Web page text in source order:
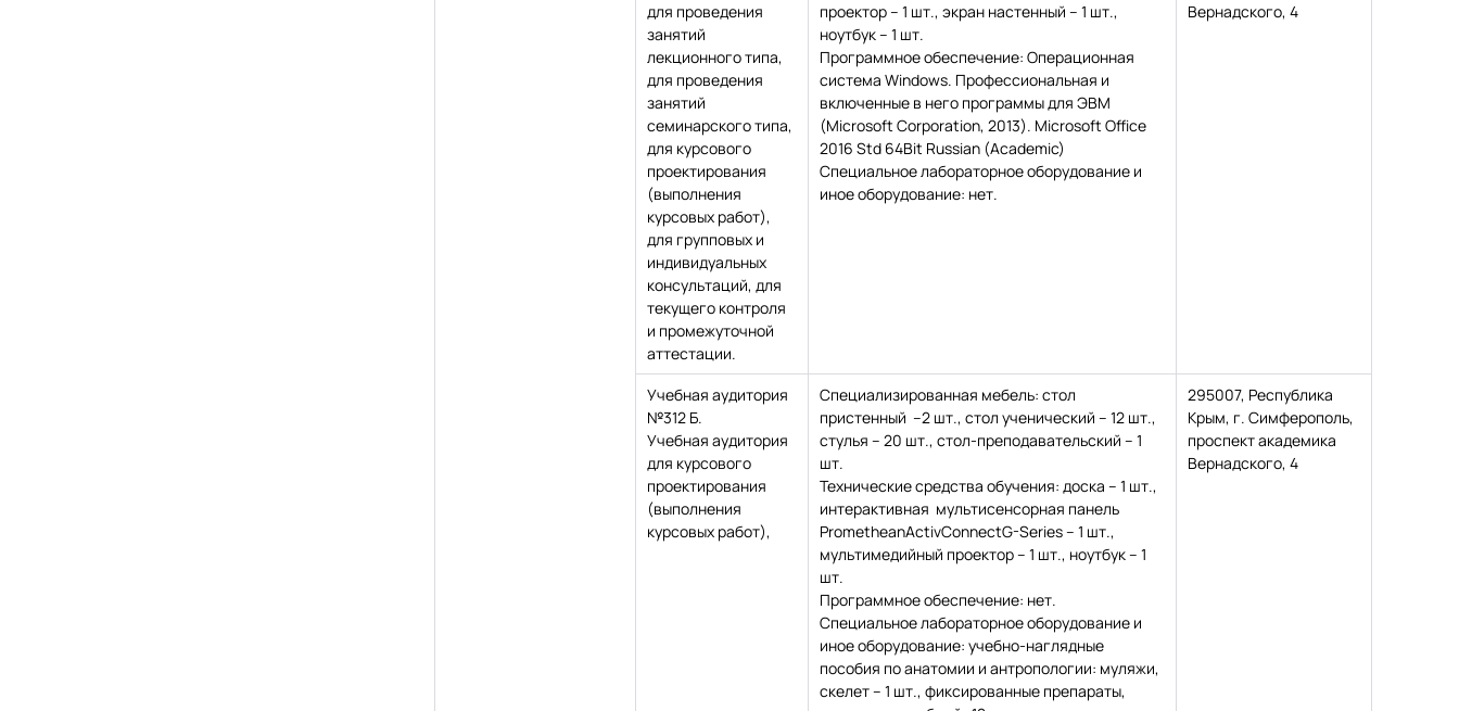
для проведения
занятий
лекционного типа,
для проведения
занятий
семинарского типа,
для курсового
проектирования
(выполнения
курсовых работ),
для групповых и
индивидуальных
консультаций, для
текущего контроля
и промежуточной
аттестации.
проектор – 1 шт., экран настенный – 1 шт.,
ноутбук – 1 шт.
Программное обеспечение: Операционная
система Windows. Профессиональная и
включенные в него программы для ЭВМ
(Microsoft Corporation, 2013). Microsoft Office
2016 Std 64Bit Russian (Academic)
Специальное лабораторное оборудование и
иное оборудование: нет.
Вернадского, 4
Учебная аудитория
№312 Б.
Учебная аудитория
для курсового
проектирования
(выполнения
курсовых работ),
Специализированная мебель: стол
пристенный –2 шт., стол ученический – 12 шт.,
стулья – 20 шт., стол-преподавательский – 1
шт.
Технические средства обучения: доска – 1 шт.,
интерактивная мультисенсорная панель
PrometheanActivConnectG-Series – 1 шт.,
мультимедийный проектор – 1 шт., ноутбук – 1
шт.
Программное обеспечение: нет.
Специальное лабораторное оборудование и
иное оборудование: учебно-наглядные
пособия по анатомии и антропологии: муляжи,
скелет – 1 шт., фиксированные препараты,
295007, Республика
Крым, г. Симферополь,
проспект академика
Вернадского, 4